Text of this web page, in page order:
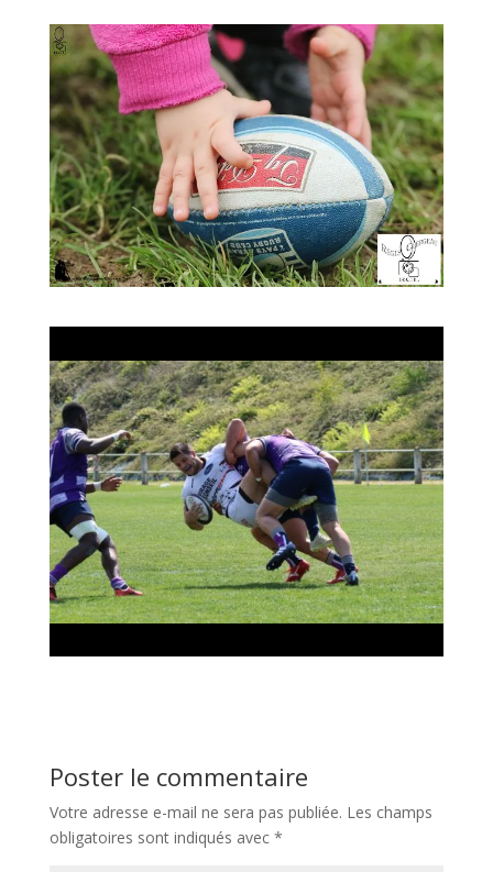
Poster le commentaire
Votre adresse e-mail ne sera pas publiée. Les champs
obligatoires sont indiqués avec *